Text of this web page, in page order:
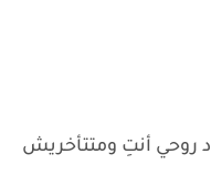
روحي أنتِ ومتتأخريش